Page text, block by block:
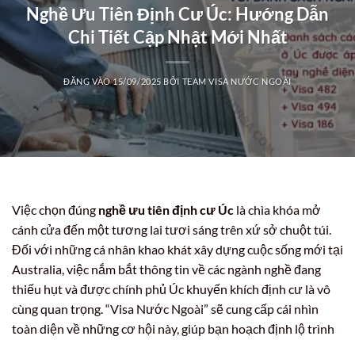
Nghề Ưu Tiên Định Cư Úc: Hướng Dẫn
Chi Tiết Cập Nhật Mới Nhất
ĐĂNG VÀO15/09/2025 BỞI TEAM VISA NƯỚC NGOÀI
Việc chọn đúng nghề ưu tiên định cư Úc là chìa khóa mở
cánh cửa đến một tương lai tươi sáng trên xứ sở chuột túi.
Đối với những cá nhân khao khát xây dựng cuộc sống mới tại
Australia, việc nắm bắt thông tin về các ngành nghề đang
thiếu hụt và được chính phủ Úc khuyến khích định cư là vô
cùng quan trọng. “Visa Nước Ngoài” sẽ cung cấp cái nhìn
toàn diện về những cơ hội này, giúp bạn hoạch định lộ trình